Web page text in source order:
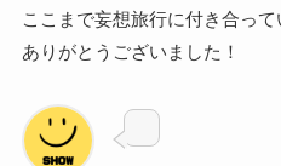
ここまで妄想旅行に付き合って
ありがとうございました！